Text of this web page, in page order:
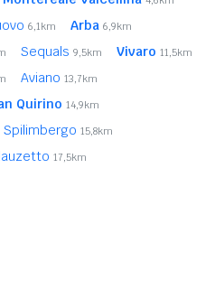
6,1km Arba 6,9km
Sequals 9,5km Vivaro 11,5km
Aviano 13,7km
Quirino 14,9km
Spilimbergo 15,8km
17,5km